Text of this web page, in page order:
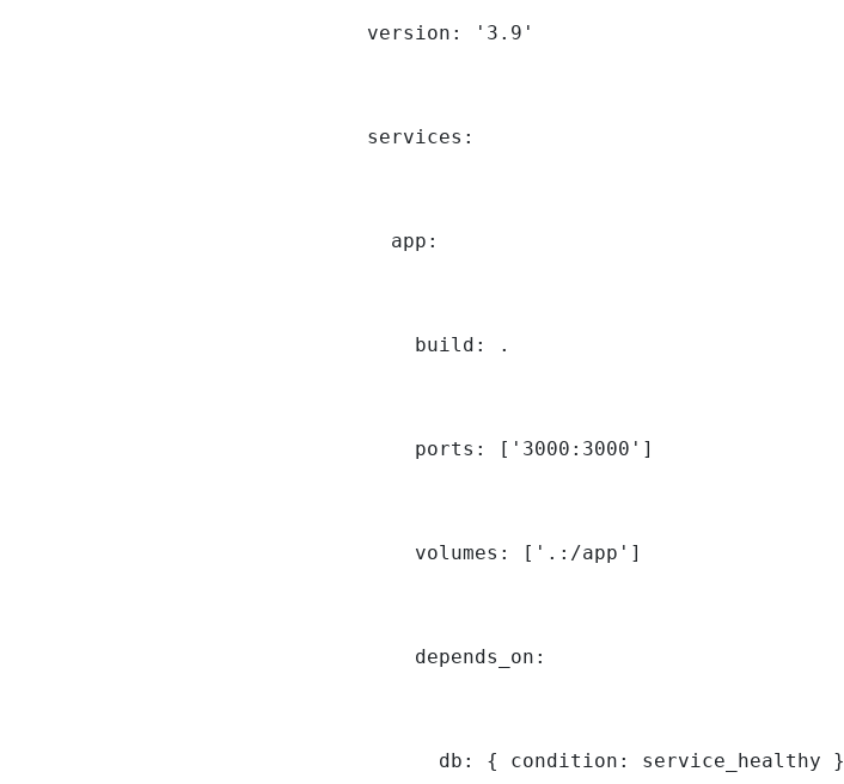
version: '3.9'
services:
  app:
    build: .
    ports: ['3000:3000']
    volumes: ['.:/app']
    depends_on:
      db: { condition: service_healthy }